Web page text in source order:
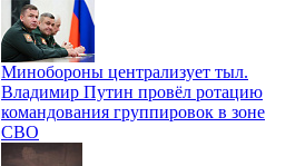
Минобороны централизует тыл.
Владимир Путин провёл ротацию
командования группировок в зоне
СВО